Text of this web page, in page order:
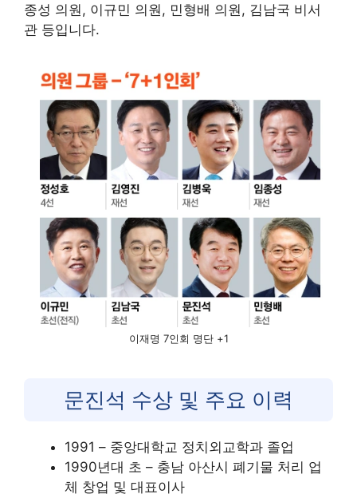
종성 의원, 이규민 의원, 민형배 의원, 김남국 비서
관 등입니다.
이재명 7인회 명단 +1
문진석 수상 및 주요 이력
1991 – 중앙대학교 정치외교학과 졸업
1990년대 초 – 충남 아산시 폐기물 처리 업
체 창업 및 대표이사